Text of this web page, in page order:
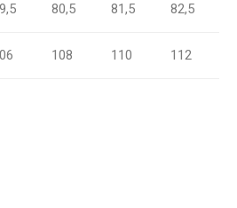
80,5 81,5 82,5
108 110 112